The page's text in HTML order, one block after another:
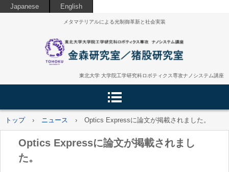
Japanese English
メタマテリアルによる光制御革新と社会実装
東北大学 大学院工学研究科ロボティクス専攻ナノシステム講座
トップ › ニュース › Optics Expressに論文が掲載されました。
Optics Expressに論文が掲載されまし
た。